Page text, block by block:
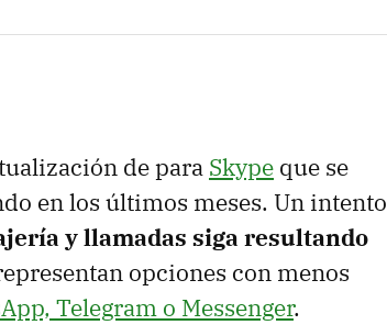
de para Skype que se
en los últimos meses. Un intento
y llamadas siga resultando
opciones con menos
Telegram o Messenger.